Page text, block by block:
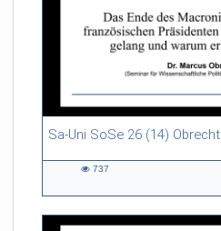
Sa-Uni SoSe 26 (14) Obrecht
46:53 duration
737